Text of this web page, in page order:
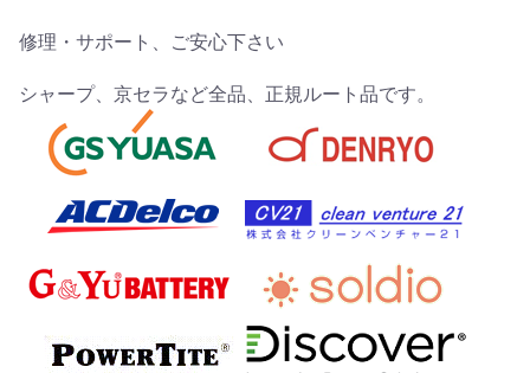
修理・サポート、ご安心下さい
シャープ、京セラなど全品、正規ルート品です。